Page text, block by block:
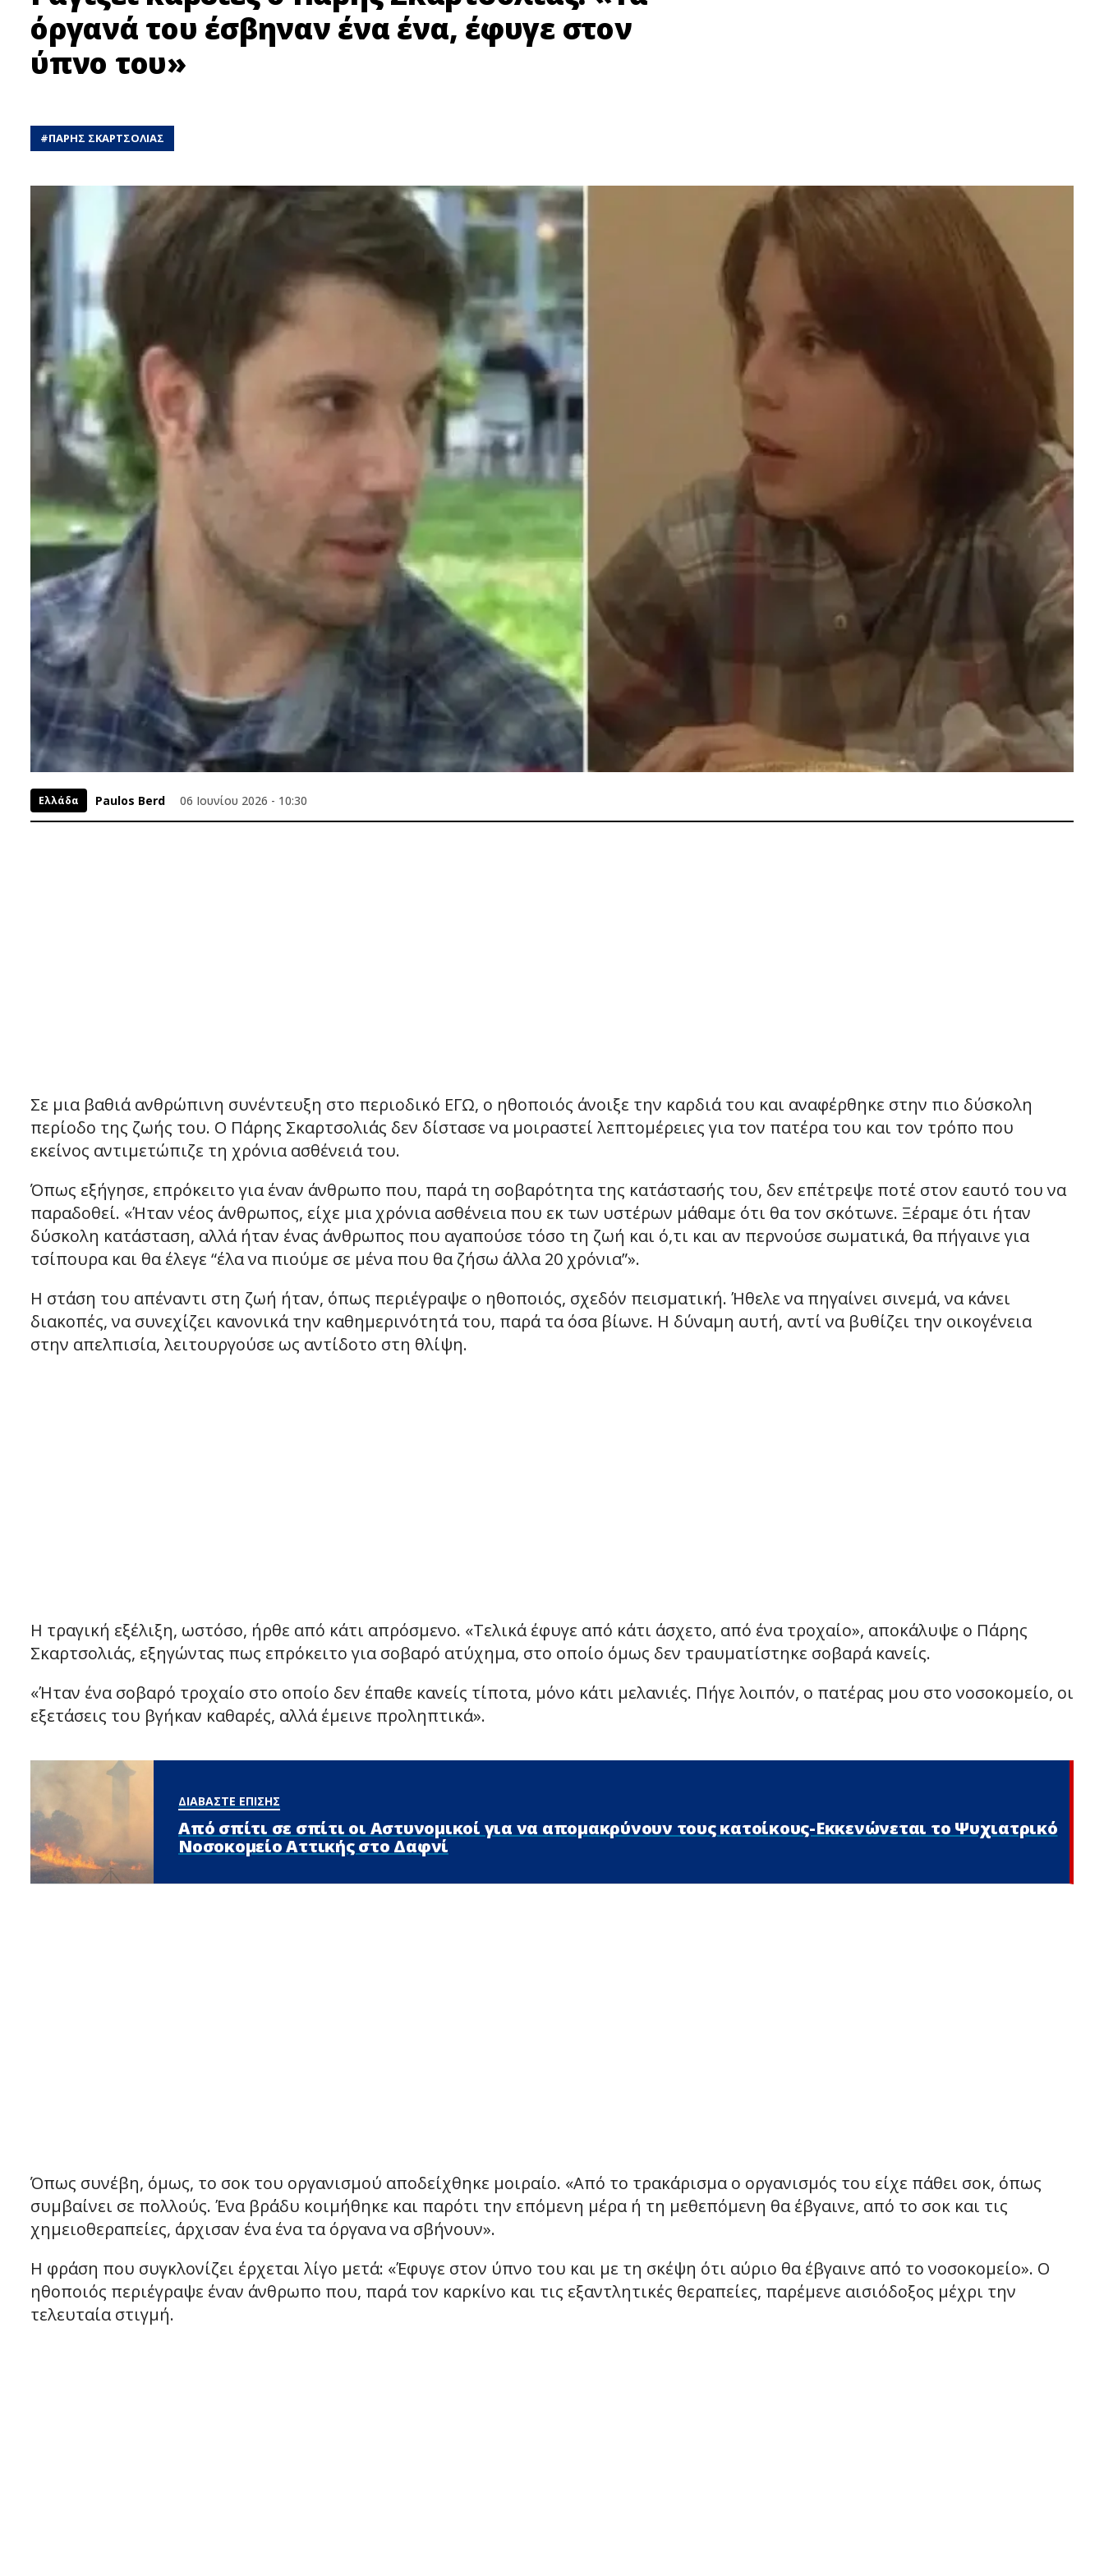
όργανά του έσβηναν ένα ένα, έφυγε στον
ύπνο του»
#ΠΑΡΗΣ ΣΚΑΡΤΣΟΛΙΑΣ
Ελλάδα Paulos Berd 06 Ιουνίου 2026 - 10:30
Σε μια βαθιά ανθρώπινη συνέντευξη στο περιοδικό ΕΓΩ, ο ηθοποιός άνοιξε την καρδιά του και αναφέρθηκε στην πιο δύσκολη
περίοδο της ζωής του. Ο Πάρης Σκαρτσολιάς δεν δίστασε να μοιραστεί λεπτομέρειες για τον πατέρα του και τον τρόπο που
εκείνος αντιμετώπιζε τη χρόνια ασθένειά του.
Όπως εξήγησε, επρόκειτο για έναν άνθρωπο που, παρά τη σοβαρότητα της κατάστασής του, δεν επέτρεψε ποτέ στον εαυτό του να
παραδοθεί. «Ήταν νέος άνθρωπος, είχε μια χρόνια ασθένεια που εκ των υστέρων μάθαμε ότι θα τον σκότωνε. Ξέραμε ότι ήταν
δύσκολη κατάσταση, αλλά ήταν ένας άνθρωπος που αγαπούσε τόσο τη ζωή και ό,τι και αν περνούσε σωματικά, θα πήγαινε για
τσίπουρα και θα έλεγε “έλα να πιούμε σε μένα που θα ζήσω άλλα 20 χρόνια”».
Η στάση του απέναντι στη ζωή ήταν, όπως περιέγραψε ο ηθοποιός, σχεδόν πεισματική. Ήθελε να πηγαίνει σινεμά, να κάνει
διακοπές, να συνεχίζει κανονικά την καθημερινότητά του, παρά τα όσα βίωνε. Η δύναμη αυτή, αντί να βυθίζει την οικογένεια
στην απελπισία, λειτουργούσε ως αντίδοτο στη θλίψη.
Η τραγική εξέλιξη, ωστόσο, ήρθε από κάτι απρόσμενο. «Τελικά έφυγε από κάτι άσχετο, από ένα τροχαίο», αποκάλυψε ο Πάρης
Σκαρτσολιάς, εξηγώντας πως επρόκειτο για σοβαρό ατύχημα, στο οποίο όμως δεν τραυματίστηκε σοβαρά κανείς.
«Ήταν ένα σοβαρό τροχαίο στο οποίο δεν έπαθε κανείς τίποτα, μόνο κάτι μελανιές. Πήγε λοιπόν, ο πατέρας μου στο νοσοκομείο, οι
εξετάσεις του βγήκαν καθαρές, αλλά έμεινε προληπτικά».
ΔΙΑΒΑΣΤΕ ΕΠΙΣΗΣ
Από σπίτι σε σπίτι οι Αστυνομικοί για να απομακρύνουν τους κατοίκους-Εκκενώνεται το Ψυχιατρικό
Νοσοκομείο Αττικής στο Δαφνί
Όπως συνέβη, όμως, το σοκ του οργανισμού αποδείχθηκε μοιραίο. «Από το τρακάρισμα ο οργανισμός του είχε πάθει σοκ, όπως
συμβαίνει σε πολλούς. Ένα βράδυ κοιμήθηκε και παρότι την επόμενη μέρα ή τη μεθεπόμενη θα έβγαινε, από το σοκ και τις
χημειοθεραπείες, άρχισαν ένα ένα τα όργανα να σβήνουν».
Η φράση που συγκλονίζει έρχεται λίγο μετά: «Έφυγε στον ύπνο του και με τη σκέψη ότι αύριο θα έβγαινε από το νοσοκομείο». Ο
ηθοποιός περιέγραψε έναν άνθρωπο που, παρά τον καρκίνο και τις εξαντλητικές θεραπείες, παρέμενε αισιόδοξος μέχρι την
τελευταία στιγμή.